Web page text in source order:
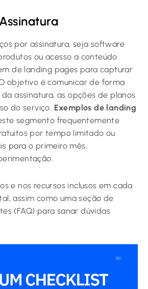
por assinatura, seja software
ou acesso a conteúdo
de landing pages para capturar
objetivo é comunicar de forma
assinatura, as opções de planos
do serviço. Exemplos de landing
segmento frequentemente
por tempo limitado ou
para o primeiro mês,
e nos recursos inclusos em cada
assim como uma seção de
(FAQ) para sanar dúvidas